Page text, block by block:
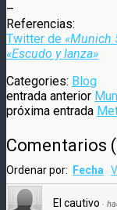
–
Referencias:
Twitter de «Munich
«Escudo y lanza»
Categories: Blog
entrada anterior
próxima entrada
Comentarios (
Ordenar por: Fecha
El cautivo ·